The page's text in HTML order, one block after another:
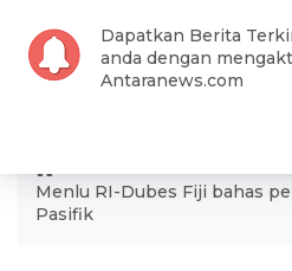
Menlu RI-Dubes Fiji bahas
Pasifik
Dapatkan Berita
anda dengan
Antaranews.com